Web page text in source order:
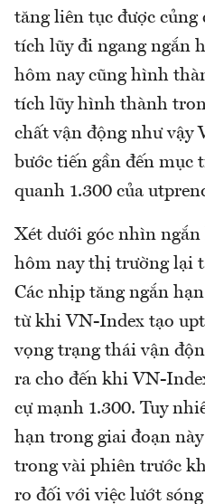
tăng liên tục được củng
tích lũy đi ngang ngắn
hôm nay cũng hình
tích lũy hình thành
chất vận động như vậy
bước tiến gần đến mục
quanh 1.300 của
Xét dưới góc nhìn ngắn
hôm nay thị trường lại
Các nhịp tăng ngắn
từ khi VN-Index tạo
vọng trạng thái vận
ra cho đến khi VN-
cự mạnh 1.300. Tuy
hạn trong giai đoạn
trong vài phiên trước
ro đối với việc lướt